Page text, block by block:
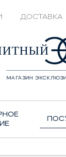
ДОСТАВКА
МАГАЗИН